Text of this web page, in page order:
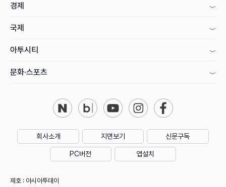
경제
국제
아투시티
문화·스포츠
회사소개 지면보기 신문구독
PC버전 앱설치
제호 : 아시아투데이